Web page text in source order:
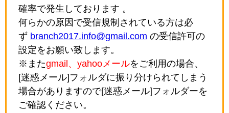
確率で発生しております 。
何らかの原因で受信規制されている方は必
ず branch2017.info@gmail.com の受信許可の
設定をお願い致します。
※またgmail、yahooメールをご利用の場合、
[迷惑メール]フォルダに振り分けられてしまう
場合がありますので[迷惑メール]フォルダーを
ご確認ください。